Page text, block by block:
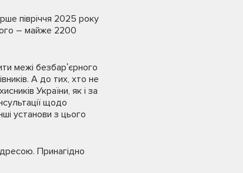
півріччя 2025 року
– майже 2200
межі безбарʹєрного
А до тих, хто не
України, як і за
щодо
установи з цього
Принагідно